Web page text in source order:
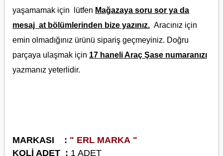
yaşamamak için lütfen Mağazaya soru sor ya da
mesaj at bölümlerinden bize yazınız. Aracınız için
emin olmadığınız ürünü sipariş geçmeyiniz. Doğru
parçaya ulaşmak için 17 haneli Araç Şase numaranızı
yazmanız yeterlidir.
MARKASI : " ERL MARKA "
KOLİ ADET : 1 ADET